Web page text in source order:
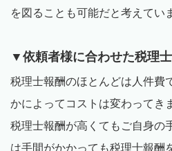
を図ることも可能だと考えてい
▼依頼者様に合わせた税理
税理士報酬のほとんどは人件費
かによってコストは変わってき
税理士報酬が高くてもご自身の
は手間がかかっても税理士報酬